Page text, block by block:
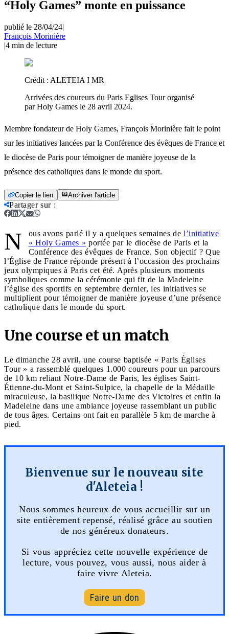
“Holy Games” monte en puissance
publié le 28/04/24|
François Morinière
|4 min de lecture
Crédit : ALETEIA I MR
Arrivées des coureurs du Paris Eglises Tour organisé
par Holy Games le 28 avril 2024.
Membre fondateur de Holy Games, François Morinière fait le point
sur les initiatives lancées par la Conférence des évêques de France et
le diocèse de Paris pour témoigner de manière joyeuse de la
présence des catholiques dans le monde du sport.
Copier le lien Archiver l'article
Partager sur:
N ous avons parlé il y a quelques semaines de l’initiative
« Holy Games » portée par le diocèse de Paris et la
Conférence des évêques de France. Son objectif ? Que
l’Église de France réponde présent à l’occasion des prochains
jeux olympiques à Paris cet été. Après plusieurs moments
symboliques comme la cérémonie qui fit de la Madeleine
l’église des sportifs en septembre dernier, les initiatives se
multiplient pour témoigner de manière joyeuse d’une présence
catholique dans le monde du sport.
Une course et un match
Le dimanche 28 avril, une course baptisée « Paris Églises
Tour » a rassemblé quelques 1.000 coureurs pour un parcours
de 10 km reliant Notre-Dame de Paris, les églises Saint-
Étienne-du-Mont et Saint-Sulpice, la chapelle de la Médaille
miraculeuse, la basilique Notre-Dame des Victoires et enfin la
Madeleine dans une ambiance joyeuse rassemblant un public
de tous âges. Certains ont fait en parallèle 5 km de marche à
pied.
Bienvenue sur le nouveau site
d'Aleteia !
Nous sommes heureux de vous accueillir sur un
site entièrement repensé, réalisé grâce au soutien
de nos généreux donateurs.
Si vous appréciez cette nouvelle expérience de
lecture, vous pouvez, vous aussi, nous aider à
faire vivre Aleteia.
Faire un don